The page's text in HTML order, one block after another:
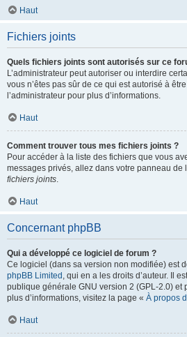
Haut
Fichiers joints
Quels fichiers joints sont autorisés sur ce
L’administrateur peut autoriser ou interdire
vous n’êtes pas sûr de ce qui est autorisé à
l’administrateur pour plus d’informations.
Haut
Comment trouver tous mes fichiers joints ?
Pour accéder à la liste des fichiers que vous
messages privés, allez dans votre panneau de
fichiers joints.
Haut
Concernant phpBB
Qui a développé ce logiciel de forum ?
Ce logiciel (dans sa version non modifiée) est
phpBB Limited , qui en a les droits d’auteur. Il
publique générale GNU version 2 (GPL-2.0) et
plus d’informations, visitez la page « À propos
Haut